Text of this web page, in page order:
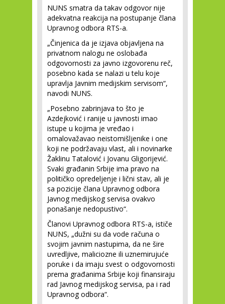
NUNS smatra da takav odgovor nije
adekvatna reakcija na postupanje člana
Upravnog odbora RTS-a.
„Činjenica da je izjava objavljena na
privatnom nalogu ne oslobađa
odgovornosti za javno izgovorenu reč,
posebno kada se nalazi u telu koje
upravlja Javnim medijskim servisom“,
navodi NUNS.
„Posebno zabrinjava to što je
Azdejković i ranije u javnosti imao
istupe u kojima je vređao i
omalovažavao neistomišljenike i one
koji ne podržavaju vlast, ali i novinarke
Žaklinu Tatalović i Jovanu Gligorijević.
Svaki građanin Srbije ima pravo na
političko opredeljenje i lični stav, ali je
sa pozicije člana Upravnog odbora
Javnog medijskog servisa ovakvo
ponašanje nedopustivo“.
Članovi Upravnog odbora RTS-a, ističe
NUNS, „dužni su da vode računa o
svojim javnim nastupima, da ne šire
uvredljive, maliciozne ili uznemirujuće
poruke i da imaju svest o odgovornosti
prema građanima Srbije koji finansiraju
rad Javnog medijskog servisa, pa i rad
Upravnog odbora“.